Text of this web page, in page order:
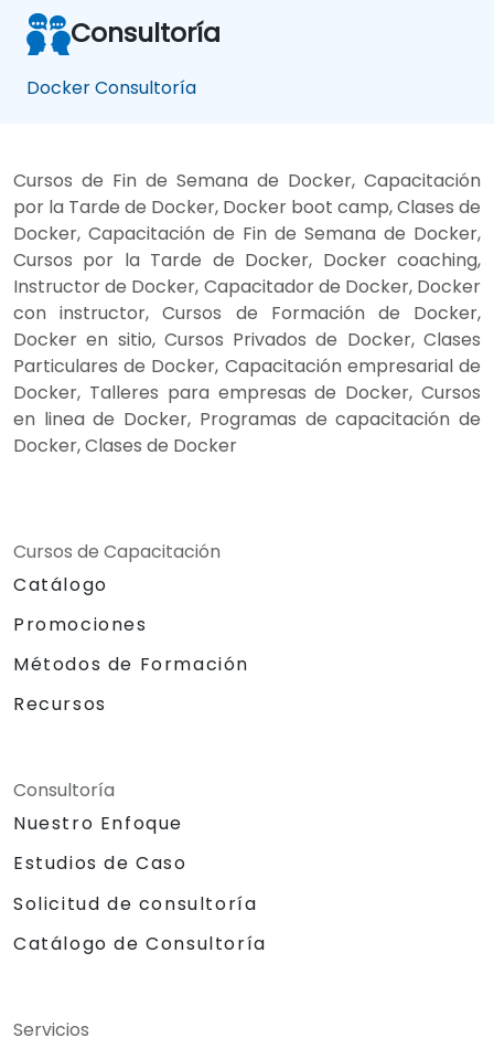
Consultoría
Docker Consultoría
Cursos de Fin de Semana de Docker, Capacitación
por la Tarde de Docker, Docker boot camp, Clases de
Docker, Capacitación de Fin de Semana de Docker,
Cursos por la Tarde de Docker, Docker coaching,
Instructor de Docker, Capacitador de Docker, Docker
con instructor, Cursos de Formación de Docker,
Docker en sitio, Cursos Privados de Docker, Clases
Particulares de Docker, Capacitación empresarial de
Docker, Talleres para empresas de Docker, Cursos
en linea de Docker, Programas de capacitación de
Docker, Clases de Docker
Cursos de Capacitación
Catálogo
Promociones
Métodos de Formación
Recursos
Consultoría
Nuestro Enfoque
Estudios de Caso
Solicitud de consultoría
Catálogo de Consultoría
Servicios